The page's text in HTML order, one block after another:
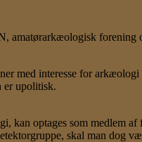
forening
med interesse for
er upolitisk.
kan optages som medlem af
skal man dog